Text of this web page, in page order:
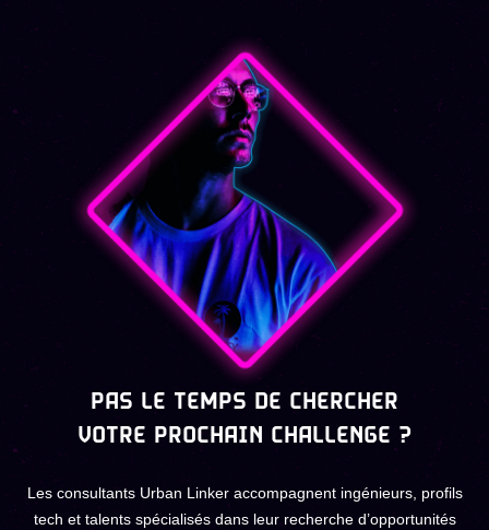
PAS LE TEMPS DE CHERCHER
VOTRE PROCHAIN CHALLENGE ?
Les consultants Urban Linker accompagnent ingénieurs, profils
tech et talents spécialisés dans leur recherche d’opportunités